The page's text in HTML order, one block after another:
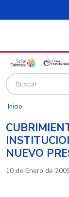
Pasar al
Inicio
NUEVO
10 de Enero de